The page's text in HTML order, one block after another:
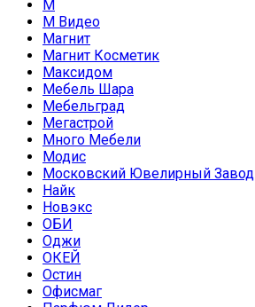
М
М Видео
Магнит
Магнит Косметик
Максидом
Мебель Шара
Мебельград
Мегастрой
Много Мебели
Модис
Московский Ювелирный Завод
Найк
Новэкс
ОБИ
Оджи
ОКЕЙ
Остин
Офисмаг